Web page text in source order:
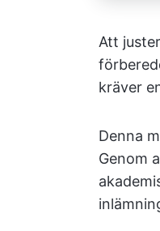
Att
kräver
Denna
Genom